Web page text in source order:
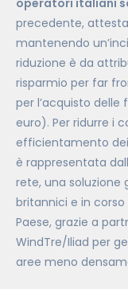
operatori italiani
precedente,
mantenendo
riduzione è da
risparmio per far
per l’acquisto delle
euro). Per ridurre i
efficientamento
è rappresentata
rete, una
britannici e in
Paese, grazie a
WindTre/Iliad per
aree meno